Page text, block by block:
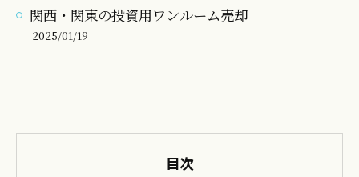
関西・関東の投資用ワンルーム売却
2025/01/19
目次